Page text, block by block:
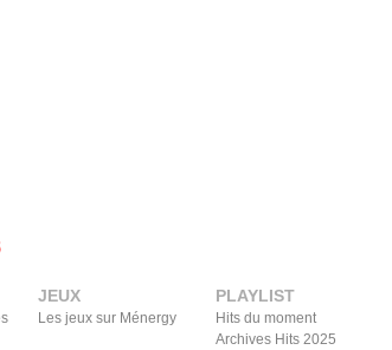
JEUX
Les jeux sur Ménergy
PLAYLIST
Hits du moment
Archives Hits 2025